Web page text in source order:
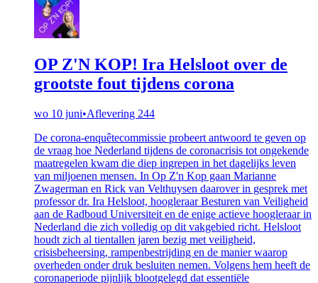
OP Z'N KOP! Ira Helsloot over de
grootste fout tijdens corona
wo 10 juni•Aflevering 244
De corona-enquêtecommissie probeert antwoord te geven op
de vraag hoe Nederland tijdens de coronacrisis tot ongekende
maatregelen kwam die diep ingrepen in het dagelijks leven
van miljoenen mensen. In Op Z'n Kop gaan Marianne
Zwagerman en Rick van Velthuysen daarover in gesprek met
professor dr. Ira Helsloot, hoogleraar Besturen van Veiligheid
aan de Radboud Universiteit en de enige actieve hoogleraar in
Nederland die zich volledig op dit vakgebied richt. Helsloot
houdt zich al tientallen jaren bezig met veiligheid,
crisisbeheersing, rampenbestrijding en de manier waarop
overheden onder druk besluiten nemen. Volgens hem heeft de
coronaperiode pijnlijk blootgelegd dat essentiële